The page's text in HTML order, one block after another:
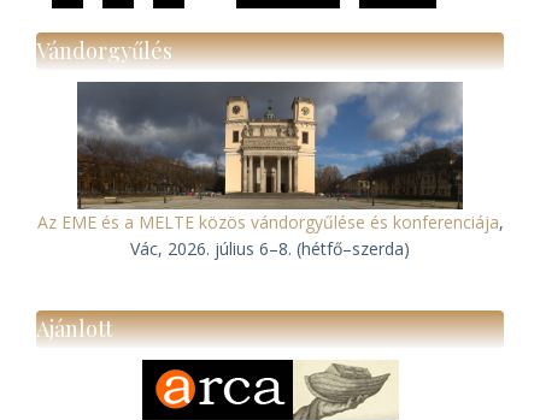
Vándorgyűlés
Az EME és a MELTE közös vándorgyűlése és konferenciája,
Vác, 2026. július 6–8. (hétfő–szerda)
Ajánlott